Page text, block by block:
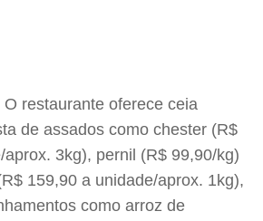
O restaurante oferece ceia
de assados como chester (R$
aprox. 3kg), pernil (R$ 99,90/kg)
159,90 a unidade/aprox. 1kg),
como arroz de